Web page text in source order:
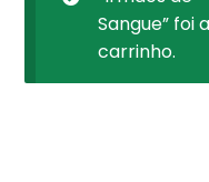
Sangue” foi
carrinho.